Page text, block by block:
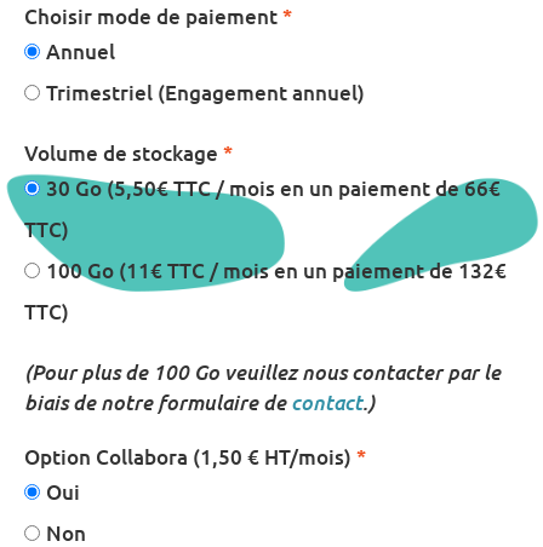
Choisir mode de paiement *
Annuel
Trimestriel (Engagement annuel)
Volume de stockage *
30 Go (5,50€ TTC / mois en un paiement de 66€
TTC)
100 Go (11€ TTC / mois en un paiement de 132€
TTC)
(Pour plus de 100 Go veuillez nous contacter par le
biais de notre formulaire de contact.)
Option Collabora (1,50 € HT/mois) *
Oui
Non